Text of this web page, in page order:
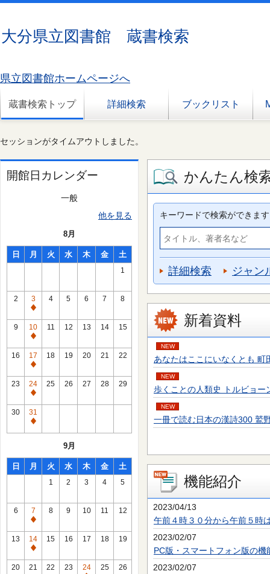
大分県立図書館 蔵書検索
県立図書館ホームページへ
蔵書検索トップ 詳細検索 ブックリスト
セッションがタイムアウトしました。
開館日カレンダー
一般
他を見る
8月
日 月 火 水 木 金 土
1
2
3
通
常
休
館
日
4 5 6 7 8
9
10
通
常
休
館
日
11 12 13 14 15
16
17
通
常
休
館
日
18 19 20 21 22
23
24
通
常
休
館
25 26 27 28 29
30
31
通
館
日
9月
日 月 火 水 木 金 土
1 2 3 4 5
6
7
通
常
休
館
8 9 10 11 12
13
14
通
常
15 16 17 18 19
20 21 22 23
24
25 26
かんたん検
キーワードで検索ができます
詳細検索 ジャン
新着資料
NEW
あなたはここにいなくとも
NEW
歩くことの人類史 トルビョ
NEW
一冊で読む日本の漢詩300 鷲
機能紹介
2023/04/13
午前４時３０分から午前５時
2023/02/07
PC版・スマートフォン版の機
2023/02/07